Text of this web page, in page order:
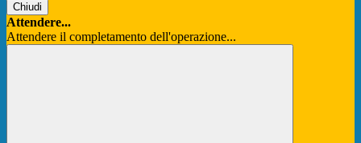
Chiudi
Attendere...
Attendere il completamento dell'operazione...